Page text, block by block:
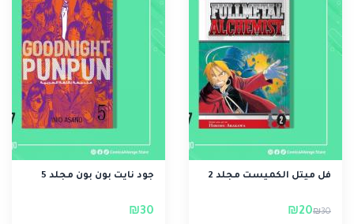
فل ميتل الكميست مجلد 2
₪30
₪20
جود نايت بون بون مجلد 5
₪30